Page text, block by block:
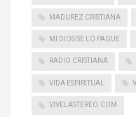
MADUREZ CRISTIANA
MI DIOS SE LO PAGUE
RADIO CRISTIANA
VIDA ESPIRITUAL
VIVELASTEREO.COM